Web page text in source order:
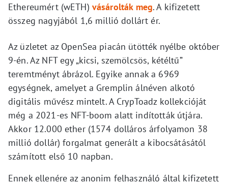
Ethereumért (wETH) vásárolták meg. A kifizetett
összeg nagyjából 1,6 millió dollárt ér.
Az üzletet az OpenSea piacán ütötték nyélbe október
9-én. Az NFT egy „kicsi, szemölcsös, kétéltű”
teremtményt ábrázol. Egyike annak a 6969
egységnek, amelyet a Gremplin álnéven alkotó
digitális művész mintelt. A CrypToadz kollekcióját
még a 2021-es NFT-boom alatt indították útjára.
Akkor 12.000 ether (1574 dolláros árfolyamon 38
millió dollár) forgalmat generált a kibocsátásától
számított első 10 napban.
Ennek ellenére az anonim felhasználó által kifizetett